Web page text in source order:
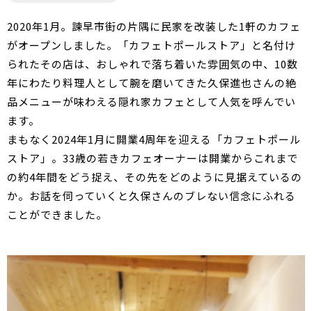
2020年1月。諫早市街の片隅に民家を改装した1軒のカフェ
がオープンしました。「カフェトポールストア」と名付け
られたその店は、おしゃれで落ち着いた雰囲気の中、10数
年にわたり料理人として腕を磨いてきた久保進也さんの絶
品メニューが味わえる隠れ家カフェとして人気を呼んでい
ます。
まもなく2024年1月に開業4周年を迎える「カフェトポール
ストア」。33歳の若きカフェオーナーは開業からこれまで
の約4年間をどう捉え、その先をどのように見据えているの
か。お話を伺っていくと久保さんのブレない信念にふれる
ことができました。